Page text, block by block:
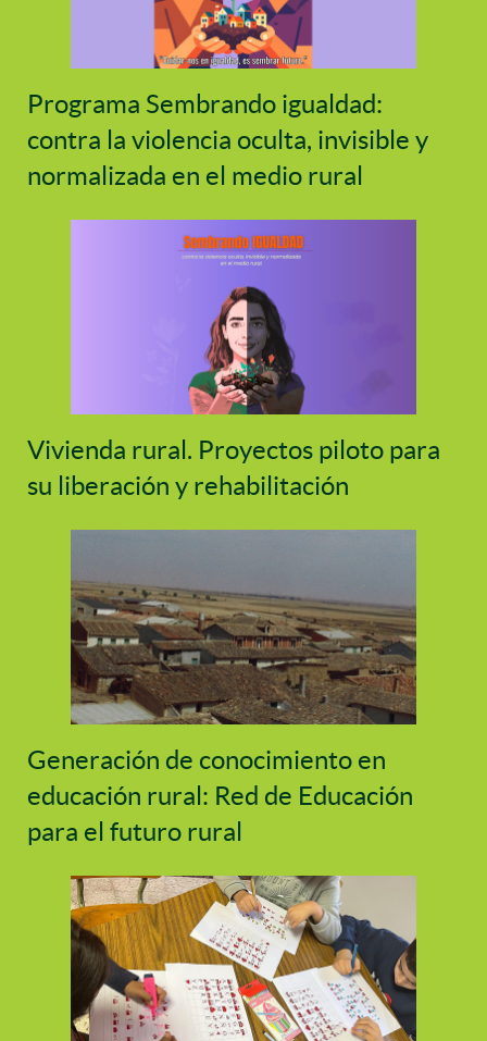
Programa Sembrando igualdad:
contra la violencia oculta, invisible y
normalizada en el medio rural
Vivienda rural. Proyectos piloto para
su liberación y rehabilitación
Generación de conocimiento en
educación rural: Red de Educación
para el futuro rural